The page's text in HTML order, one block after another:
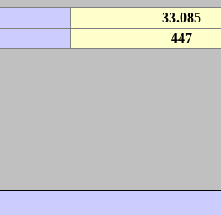
33.085
447